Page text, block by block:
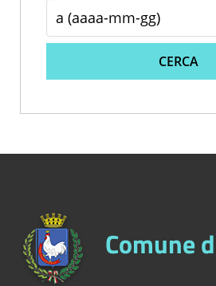
CERCA
Comune